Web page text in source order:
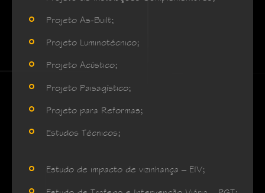
Projeto As-Built;
Projeto Luminotécnico;
Projeto Acústico;
Projeto Paisagístico;
Projeto para Reformas;
Estudos Técnicos;
Estudo de impacto de vizinhança – EIV;
Estudo de Trafego e Intervenção Viária – PGT;